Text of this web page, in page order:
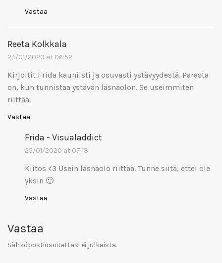
Vastaa
Reeta Kolkkala
24/01/2020 at 06:52
Kirjoitit Frida kauniisti ja osuvasti ystävyydestä. Parasta
on, kun tunnistaa ystävän läsnäolon. Se useimmiten
riittää.
Vastaa
Frida - Visualaddict
25/01/2020 at 07:13
Kiitos <3 Usein läsnäolo riittää. Tunne siitä, ettei ole
yksin 🙂
Vastaa
Vastaa
Sähköpostiosoitettasi ei julkaista.